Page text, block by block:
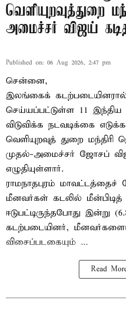
வெளியுறவுத்துறை
அமைச்சர் விஜய்
Published on: 06 Aug 2026, 2:47 pm
சென்னை,
இலங்கைக்
செய்யப்பட்டுள்ள 11
விடுவிக்க நடவடிக்கை
வெளியுறவுத் துறை மந்திரி
முதல்-அமைச்சர் ஜோசப்
எழுதியுள்ளார்.
ராமநாதபுரம் மாவட்டத்தைச்
மீனவர்கள் கடலில் மீன்பிடித்
ஈடுபட்டிருந்தபோது இன்று
கடற்படையினர்,
விசைப்படகையும் ...
Read